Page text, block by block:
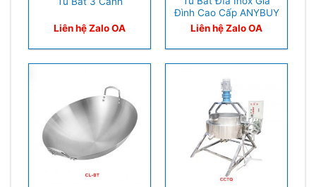
Liên hệ Zalo OA
Đình Cao Cấp ANYBUY
Liên hệ Zalo OA